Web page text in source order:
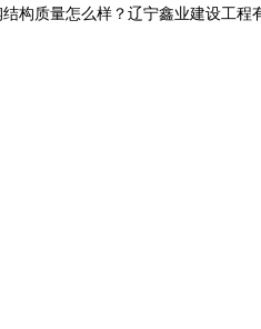
构质量怎么样？辽宁鑫业建设工